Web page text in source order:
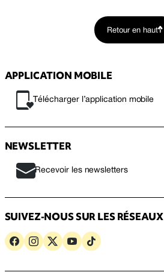
Retour en haut
APPLICATION MOBILE
Télécharger l’application mobile
NEWSLETTER
Recevoir les newsletters
SUIVEZ-NOUS SUR LES RÉSEAUX